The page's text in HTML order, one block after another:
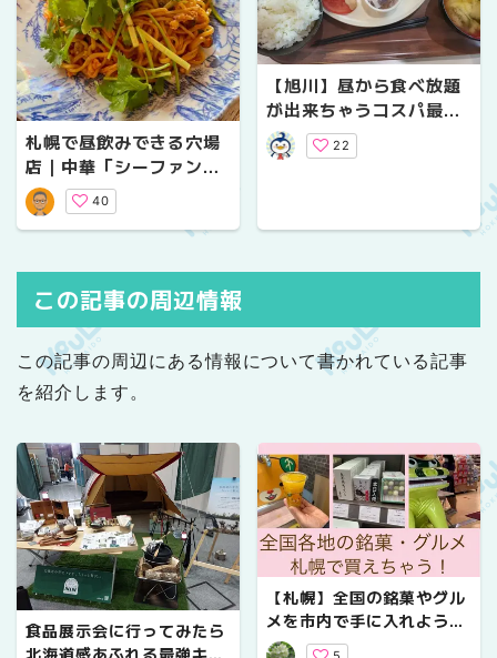
札幌で昼飲みできる穴場
店｜中華「シーファン」
/ そば「そば切り膳」を
徹底レビュー
40
【旭川】昼から食べ放題
が出来ちゃうコスパ最強
なお店
22
この記事の周辺情報
この記事の周辺にある情報について書かれている記事
を紹介します。
食品展示会に行ってみたら
【札幌】全国の銘菓やグル
メを市内で手に入れよう！
3選